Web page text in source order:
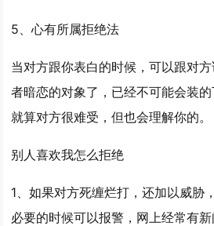
5、心有所属拒绝法
当对方跟你表白的时候，可以跟对
者暗恋的对象了，已经不可能会装
就算对方很难受，但也会理解你的。
别人喜欢我怎么拒绝
1、如果对方死缠烂打，还加以威胁
必要的时候可以报警，网上经常有